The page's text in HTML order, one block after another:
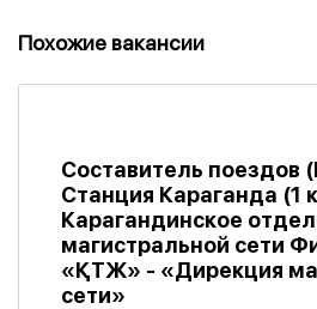
Похожие вакансии
Составитель поездов
Станция Караганда (1
Карагандинское
магистральной сети
«ҚТЖ» - «Дирекция
сети»